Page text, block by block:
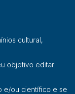
cultural,
objetivo editar
e/ou científico e se